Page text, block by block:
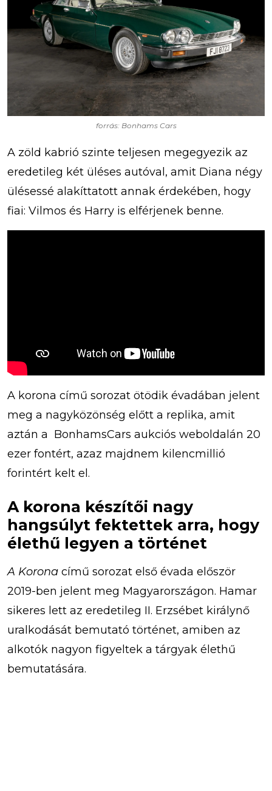
forrás: Bonhams Cars
A zöld kabrió szinte teljesen megegyezik az
eredetileg két üléses autóval, amit Diana négy
ülésessé alakíttatott annak érdekében, hogy
fiai: Vilmos és Harry is elférjenek benne.
A korona című sorozat ötödik évadában jelent
meg a nagyközönség előtt a replika, amit
aztán a BonhamsCars aukciós weboldalán 20
ezer fontért, azaz majdnem kilencmillió
forintért kelt el.
A korona készítői nagy
hangsúlyt fektettek arra, hogy
élethű legyen a történet
A Korona című sorozat első évada először
2019-ben jelent meg Magyarországon. Hamar
sikeres lett az eredetileg II. Erzsébet királynő
uralkodását bemutató történet, amiben az
alkotók nagyon figyeltek a tárgyak élethű
bemutatására.